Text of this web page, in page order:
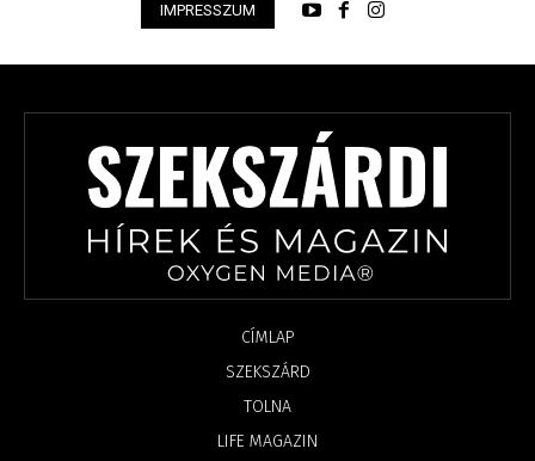
IMPRESSZUM
CÍMLAP
SZEKSZÁRD
TOLNA
LIFE MAGAZIN